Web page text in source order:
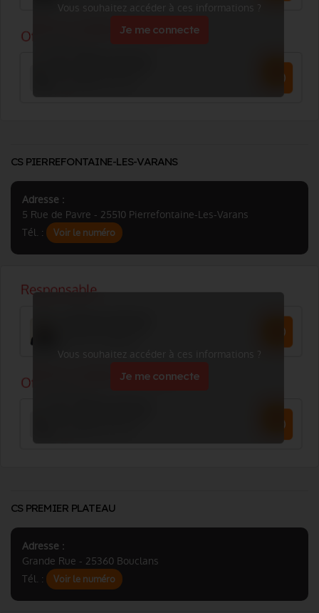
Vous souhaitez accéder à ces informations ?
Je me connecte
CS PIERREFONTAINE-LES-VARANS
Adresse :
5 Rue de Pavre - 25510 Pierrefontaine-Les-Varans
Tél. :
Voir le numéro
Vous souhaitez accéder à ces informations ?
Je me connecte
CS PREMIER PLATEAU
Adresse :
Grande Rue - 25360 Bouclans
Tél. :
Voir le numéro